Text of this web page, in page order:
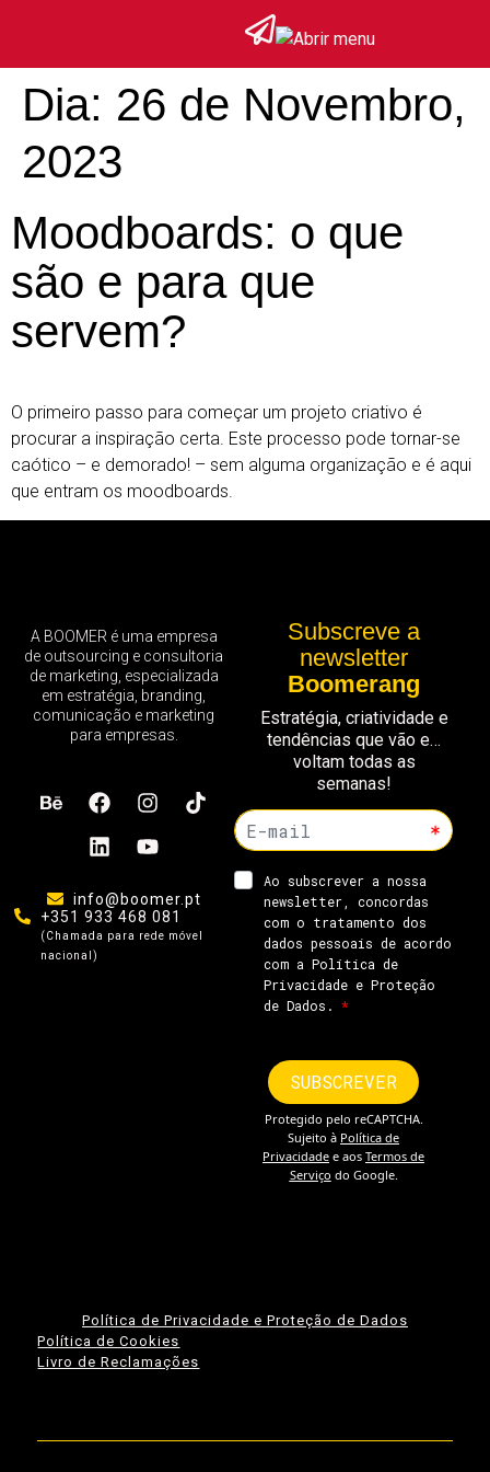
Dia: 26 de Novembro,
2023
Moodboards: o que
são e para que
servem?
O primeiro passo para começar um projeto criativo é
procurar a inspiração certa. Este processo pode tornar-se
caótico – e demorado! – sem alguma organização e é aqui
que entram os moodboards.
A BOOMER é uma empresa
de outsourcing e consultoria
de marketing, especializada
em estratégia, branding,
comunicação e marketing
para empresas.
info@boomer.pt
+351 933 468 081
(Chamada para rede móvel
nacional)
Subscreve a
newsletter
Boomerang
Estratégia, criatividade e
tendências que vão e…
voltam todas as
semanas!
Política de Privacidade e Proteção de Dados
Política de Cookies
Livro de Reclamações